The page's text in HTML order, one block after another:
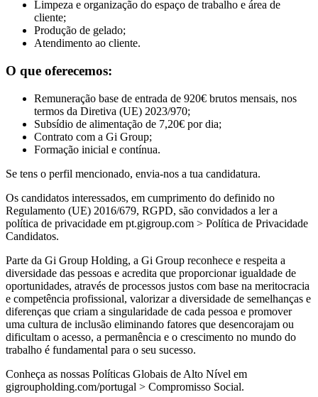
Limpeza e organização do espaço de trabalho e área de
cliente;
Produção de gelado;
Atendimento ao cliente.
O que oferecemos:
Remuneração base de entrada de 920€ brutos mensais, nos
termos da Diretiva (UE) 2023/970;
Subsídio de alimentação de 7,20€ por dia;
Contrato com a Gi Group;
Formação inicial e contínua.
Se tens o perfil mencionado, envia-nos a tua candidatura.
Os candidatos interessados, em cumprimento do definido no
Regulamento (UE) 2016/679, RGPD, são convidados a ler a
política de privacidade em pt.gigroup.com > Política de Privacidade
Candidatos.
Parte da Gi Group Holding, a Gi Group reconhece e respeita a
diversidade das pessoas e acredita que proporcionar igualdade de
oportunidades, através de processos justos com base na meritocracia
e competência profissional, valorizar a diversidade de semelhanças e
diferenças que criam a singularidade de cada pessoa e promover
uma cultura de inclusão eliminando fatores que desencorajam ou
dificultam o acesso, a permanência e o crescimento no mundo do
trabalho é fundamental para o seu sucesso.
Conheça as nossas Políticas Globais de Alto Nível em
gigroupholding.com/portugal > Compromisso Social.